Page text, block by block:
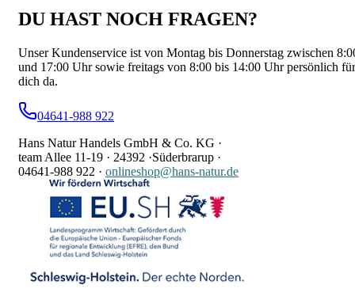
DU HAST NOCH FRAGEN?
Unser Kundenservice ist von Montag bis Donnerstag zwischen
und 17:00 Uhr sowie freitags von 8:00 bis 14:00 Uhr persönlich für
dich da.
04641-988 922
Hans Natur Handels GmbH & Co. KG ·
team Allee 11-19 · 24392 ·Süderbrarup ·
04641-988 922 · onlineshop@hans-natur.de